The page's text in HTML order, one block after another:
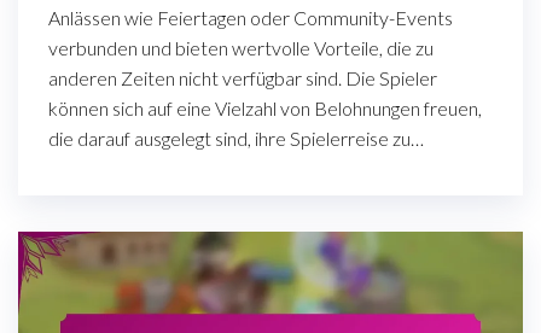
Anlässen wie Feiertagen oder Community-Events
verbunden und bieten wertvolle Vorteile, die zu
anderen Zeiten nicht verfügbar sind. Die Spieler
können sich auf eine Vielzahl von Belohnungen freuen,
die darauf ausgelegt sind, ihre Spielerreise zu…